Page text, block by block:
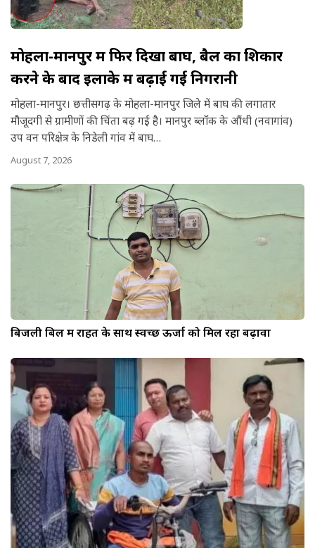
मोहला-मानपुर में फिर दिखा बाघ, बैल का शिकार
करने के बाद इलाके में बढ़ाई गई निगरानी
मोहला-मानपुर। छत्तीसगढ़ के मोहला-मानपुर जिले में बाघ की लगातार
मौजूदगी से ग्रामीणों की चिंता बढ़ गई है। मानपुर ब्लॉक के औंधी (नवागांव)
उप वन परिक्षेत्र के निडेली गांव में बाघ…
August 7, 2026
बिजली बिल में राहत के साथ स्वच्छ ऊर्जा को मिल रहा बढ़ावा
a
e